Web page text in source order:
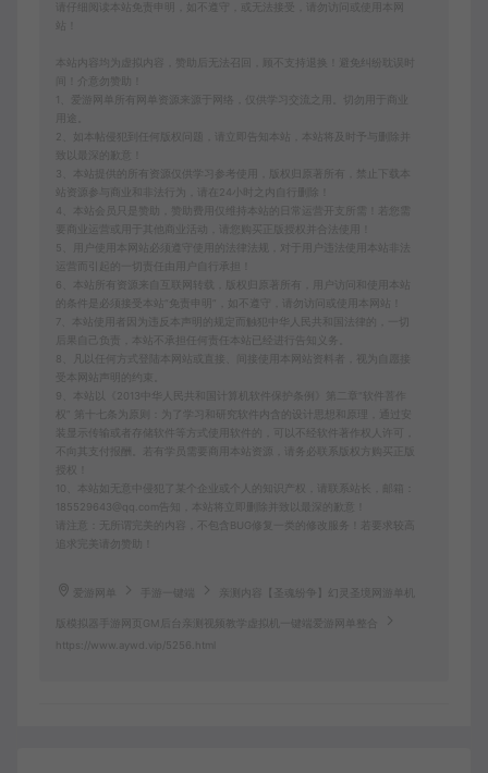
请仔细阅读本站免责申明，如不遵守，或无法接受，请勿访问或使用本网
本站内容均为虚拟内容，赞助后无法召回，顾不支持退换！避免纠纷耽误时
间！介意勿赞助！
1、爱游网单所有网单资源来源于网络，仅供学习交流之用。切勿用于商业
2、如本帖侵犯到任何版权问题，请立即告知本站，本站将及时予与删除并
致以最深的歉意！
3、本站提供的所有资源仅供学习参考使用，版权归原著所有，禁止下载本
站资源参与商业和非法行为，请在24小时之内自行删除！
4、本站会员只是赞助，赞助费用仅维持本站的日常运营开支所需！若您需
要商业运营或用于其他商业活动，请您购买正版授权并合法使用！
5、用户使用本网站必须遵守使用的法律法规，对于用户违法使用本站非法
6、本站所有资源来自互联网转载，版权归原著所有，用户访问和使用本站
的条件是必须接受本站“免责申明”，如不遵守，请勿访问或使用本网站！
7、本站使用者因为违反本声明的规定而触犯中华人民共和国法律的，一切
后果自己负责，本站不承担任何责任本站已经进行告知义务。
8、凡以任何方式登陆本网站或直接、间接使用本网站资料者，视为自愿接
受本网站声明的约束。
9、本站以《2013中华人民共和国计算机软件保护条例》第二章"软件菩作
权” 第十七条为原则：为了学习和研究软件内含的设计思想和原理，通过安
装显示传输或者存储软件等方式使用软件的，可以不经软件著作权人许可，
不向其支付报酬。若有学员需要商用本站资源，请务必联系版权方购买正版
10、本站如无意中侵犯了某个企业或个人的知识产权，请联系站长，邮箱：
185529643@qq.com告知，本站将立即删除并致以最深的歉意！
请注意：无所谓完美的内容，不包含BUG修复一类的修改服务！若要求较高
追求完美请勿赞助！
爱游网单 手游一键端 亲测内容【圣魂纷争】幻灵圣境网游单机
版模拟器手游网页GM后台亲测视频教学虚拟机一键端爱游网单整合
https://www.aywd.vip/5256.html